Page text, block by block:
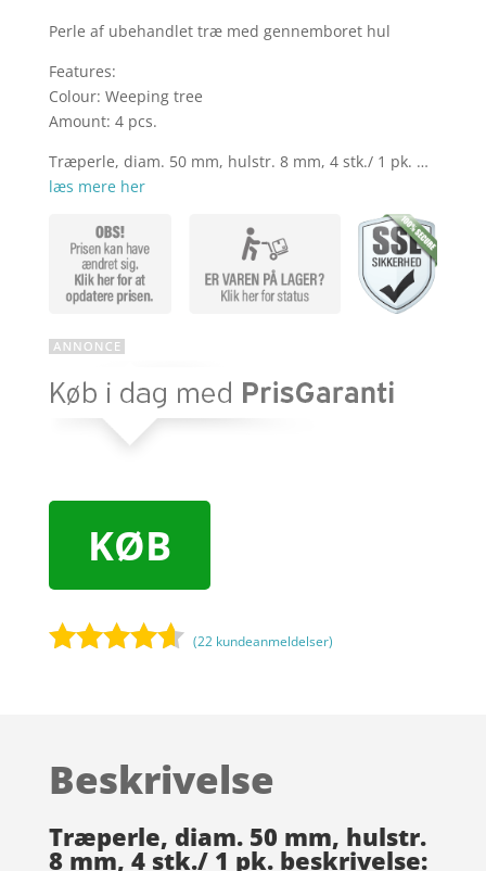
Perle af ubehandlet træ med gennemboret hul
Features:
Colour: Weeping tree
Amount: 4 pcs.
Træperle, diam. 50 mm, hulstr. 8 mm, 4 stk./ 1 pk. …
læs mere her
KØB
på
mmelser
(22 kundeanmeldelser)
Beskrivelse
Træperle, diam. 50 mm, hulstr.
8 mm, 4 stk./ 1 pk. beskrivelse: